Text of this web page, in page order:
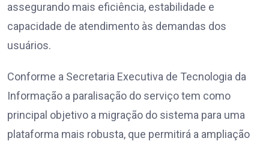
assegurando mais eficiência, estabilidade e
capacidade de atendimento às demandas dos
usuários.
Conforme a Secretaria Executiva de Tecnologia da
Informação a paralisação do serviço tem como
principal objetivo a migração do sistema para uma
plataforma mais robusta, que permitirá a ampliação